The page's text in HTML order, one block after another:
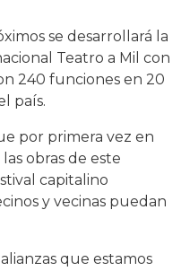
se desarrollará la
Teatro a Mil con
240 funciones en 20
país.
por primera vez en
obras de este
capitalino
y vecinas puedan
que estamos